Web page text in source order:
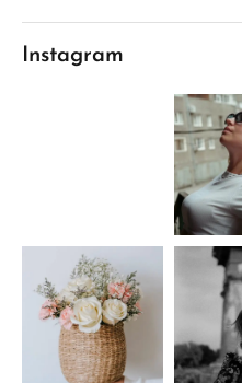
Instagram